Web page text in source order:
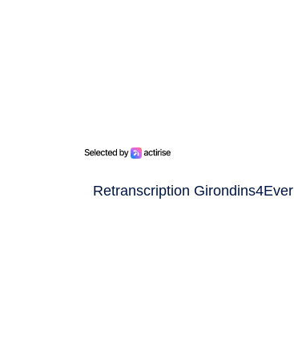
Retranscription Girondins4Ever